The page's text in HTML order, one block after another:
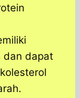
dan dapat